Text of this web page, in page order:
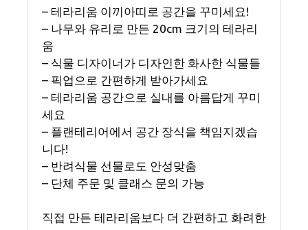
– 테라리움 이끼아띠로 공간을 꾸미세요!
– 나무와 유리로 만든 20cm 크기의 테라리
움
– 식물 디자이너가 디자인한 화사한 식물들
– 픽업으로 간편하게 받아가세요
– 테라리움 공간으로 실내를 아름답게 꾸미
세요
– 플랜테리어에서 공간 장식을 책임지겠습
니다!
– 반려식물 선물로도 안성맞춤
– 단체 주문 및 클래스 문의 가능
직접 만든 테라리움보다 더 간편하고 화려한